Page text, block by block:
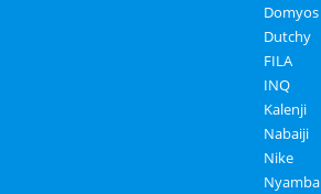
Domyos
Dutchy
FILA
INQ
Kalenji
Nabaiji
Nike
Nyamba